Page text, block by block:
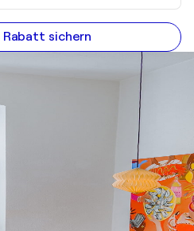
Rabatt sichern